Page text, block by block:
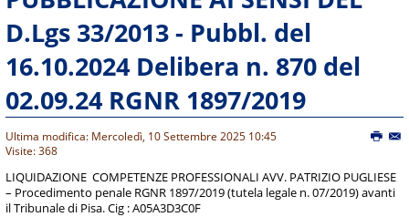
D.Lgs 33/2013 - Pubbl. del
16.10.2024 Delibera n. 870 del
02.09.24 RGNR 1897/2019
Ultima modifica: Mercoledì, 10 Settembre 2025 10:45
Visite: 368
LIQUIDAZIONE COMPETENZE PROFESSIONALI AVV. PATRIZIO PUGLIESE
– Procedimento penale RGNR 1897/2019 (tutela legale n. 07/2019) avanti
il Tribunale di Pisa. Cig : A05A3D3C0F